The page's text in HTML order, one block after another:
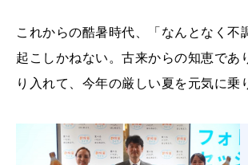
これからの酷暑時代、「なんとなく
起こしかねない。古来からの知恵で
り入れて、今年の厳しい夏を元気に乗